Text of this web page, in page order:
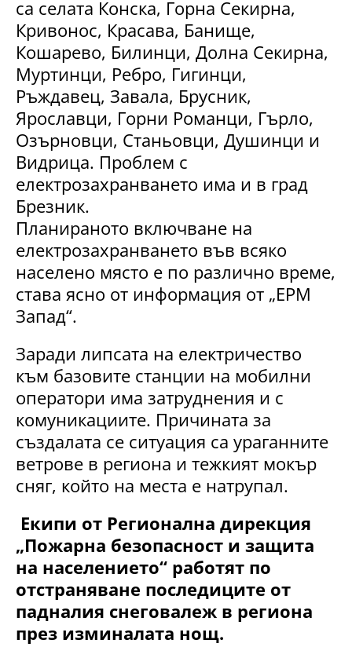
са селата Конска, Горна Секирна,
Кривонос, Красава, Банище,
Кошарево, Билинци, Долна Секирна,
Муртинци, Ребро, Гигинци,
Ръждавец, Завала, Брусник,
Ярославци, Горни Романци, Гърло,
Озърновци, Станьовци, Душинци и
Видрица. Проблем с
електрозахранването има и в град
Брезник.
Планираното включване на
електрозахранването във всяко
населено място е по различно време,
става ясно от информация от „ЕРМ
Запад“.
Заради липсата на електричество
към базовите станции на мобилни
оператори има затруднения и с
комуникациите. Причината за
създалата се ситуация са ураганните
ветрове в региона и тежкият мокър
сняг, който на места е натрупал.
Екипи от Регионална дирекция
„Пожарна безопасност и защита
на населението“ работят по
отстраняване последиците от
падналия снеговалеж в региона
през изминалата нощ.